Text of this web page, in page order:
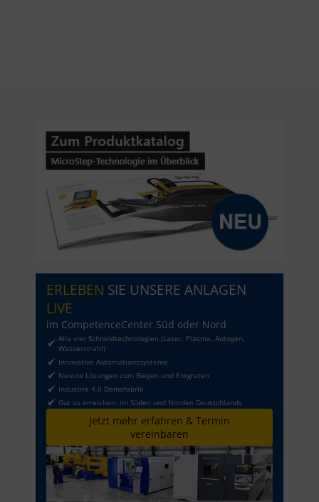
ERLEBEN SIE UNSERE ANLAGEN
LIVE
im CompetenceCenter Süd oder Nord
Alle vier Schneidtechnologien (Laser, Plasma, Autogen,
Wasserstrahl)
Innovative Automationssysteme
Neuste Lösungen zum Biegen und Entgraten
Industrie 4.0 Demofabrik
Gut zu erreichen: im Süden und Norden Deutschlands
Jetzt mehr erfahren & Termin
vereinbaren